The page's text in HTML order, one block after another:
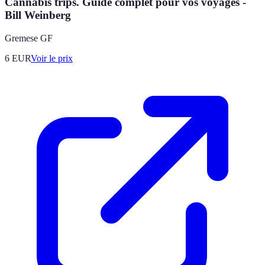
Bill Weinberg
Gremese GF
6 EURVoir le prix